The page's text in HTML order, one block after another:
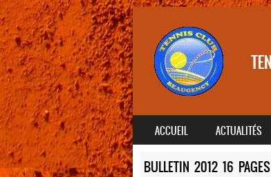
MENU
SKIP TO CONTENT
ACCUEIL ACTUALITÉS
BULLETIN 2012 16 PAGES